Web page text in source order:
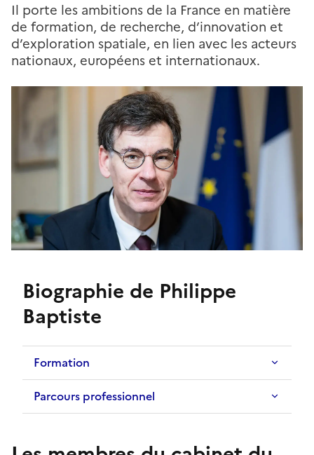
Il porte les ambitions de la France en matière
de formation, de recherche, d’innovation et
d’exploration spatiale, en lien avec les acteurs
nationaux, européens et internationaux.
Titre
Biographie de Philippe
Baptiste
Formation
Parcours professionnel